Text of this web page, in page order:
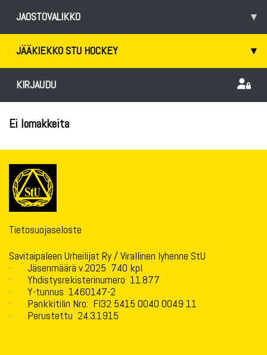
JAOSTOVALIKKO ▾
JÄÄKIEKKO STU HOCKEY ▾
KIRJAUDU
Ei lomakkeita
Tietosuojaseloste
Savitaipaleen Urheilijat Ry / Virallinen lyhenne StU
· Jäsenmäärä v.2025 740 kpl
· Yhdistysrekisterinumero 11.877
· Y-tunnus 1460147-2
· Pankkitilin Nro: FI32 5415 0040 0049 11
· Perustettu 24.3.1915